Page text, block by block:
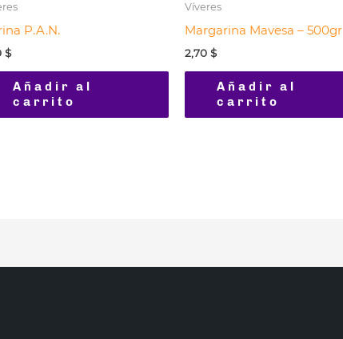
P.A.N.
$
Añadir al
carrito
Víveres
Margarina Mavesa – 500gr
2,70$
Añadir al
carrito